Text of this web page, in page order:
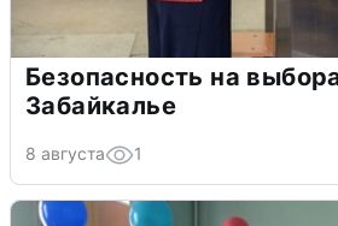
Безопасность на
Забайкалье
8 августа 1